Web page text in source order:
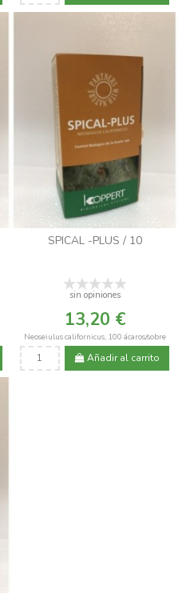
SPICAL -PLUS / 10
sin opiniones
13,20 €
Neoseiulus californicus, 100 ácaros/sobre
Añadir al carrito